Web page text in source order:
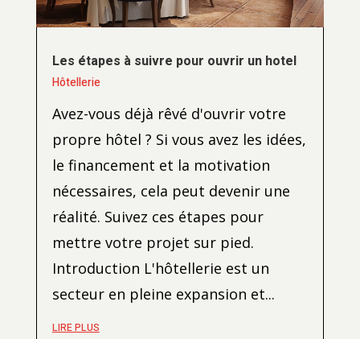
Les étapes à suivre pour ouvrir un hotel
Hôtellerie
Avez-vous déjà rêvé d'ouvrir votre
propre hôtel ? Si vous avez les idées,
le financement et la motivation
nécessaires, cela peut devenir une
réalité. Suivez ces étapes pour
mettre votre projet sur pied.
Introduction L'hôtellerie est un
secteur en pleine expansion et...
LIRE PLUS